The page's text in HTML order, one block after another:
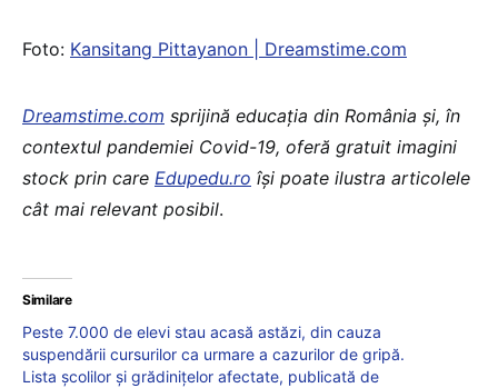
Foto: Kansitang Pittayanon | Dreamstime.com
Dreamstime.com sprijină educaţia din România şi, în
contextul pandemiei Covid-19, oferă gratuit imagini
stock prin care Edupedu.ro îşi poate ilustra articolele
cât mai relevant posibil.
Similare
Peste 7.000 de elevi stau acasă astăzi, din cauza
suspendării cursurilor ca urmare a cazurilor de gripă.
Lista școlilor și grădinițelor afectate, publicată de